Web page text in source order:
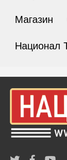
Магазин
Национал